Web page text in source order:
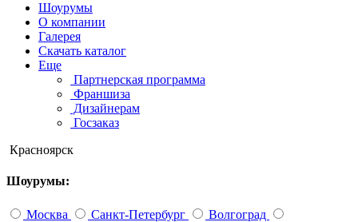
Шоурумы
О компании
Галерея
Скачать каталог
Еще
Партнерская программа
Франшиза
Дизайнерам
Госзаказ
Красноярск
Шоурумы:
Москва Санкт-Петербург
Волгоград